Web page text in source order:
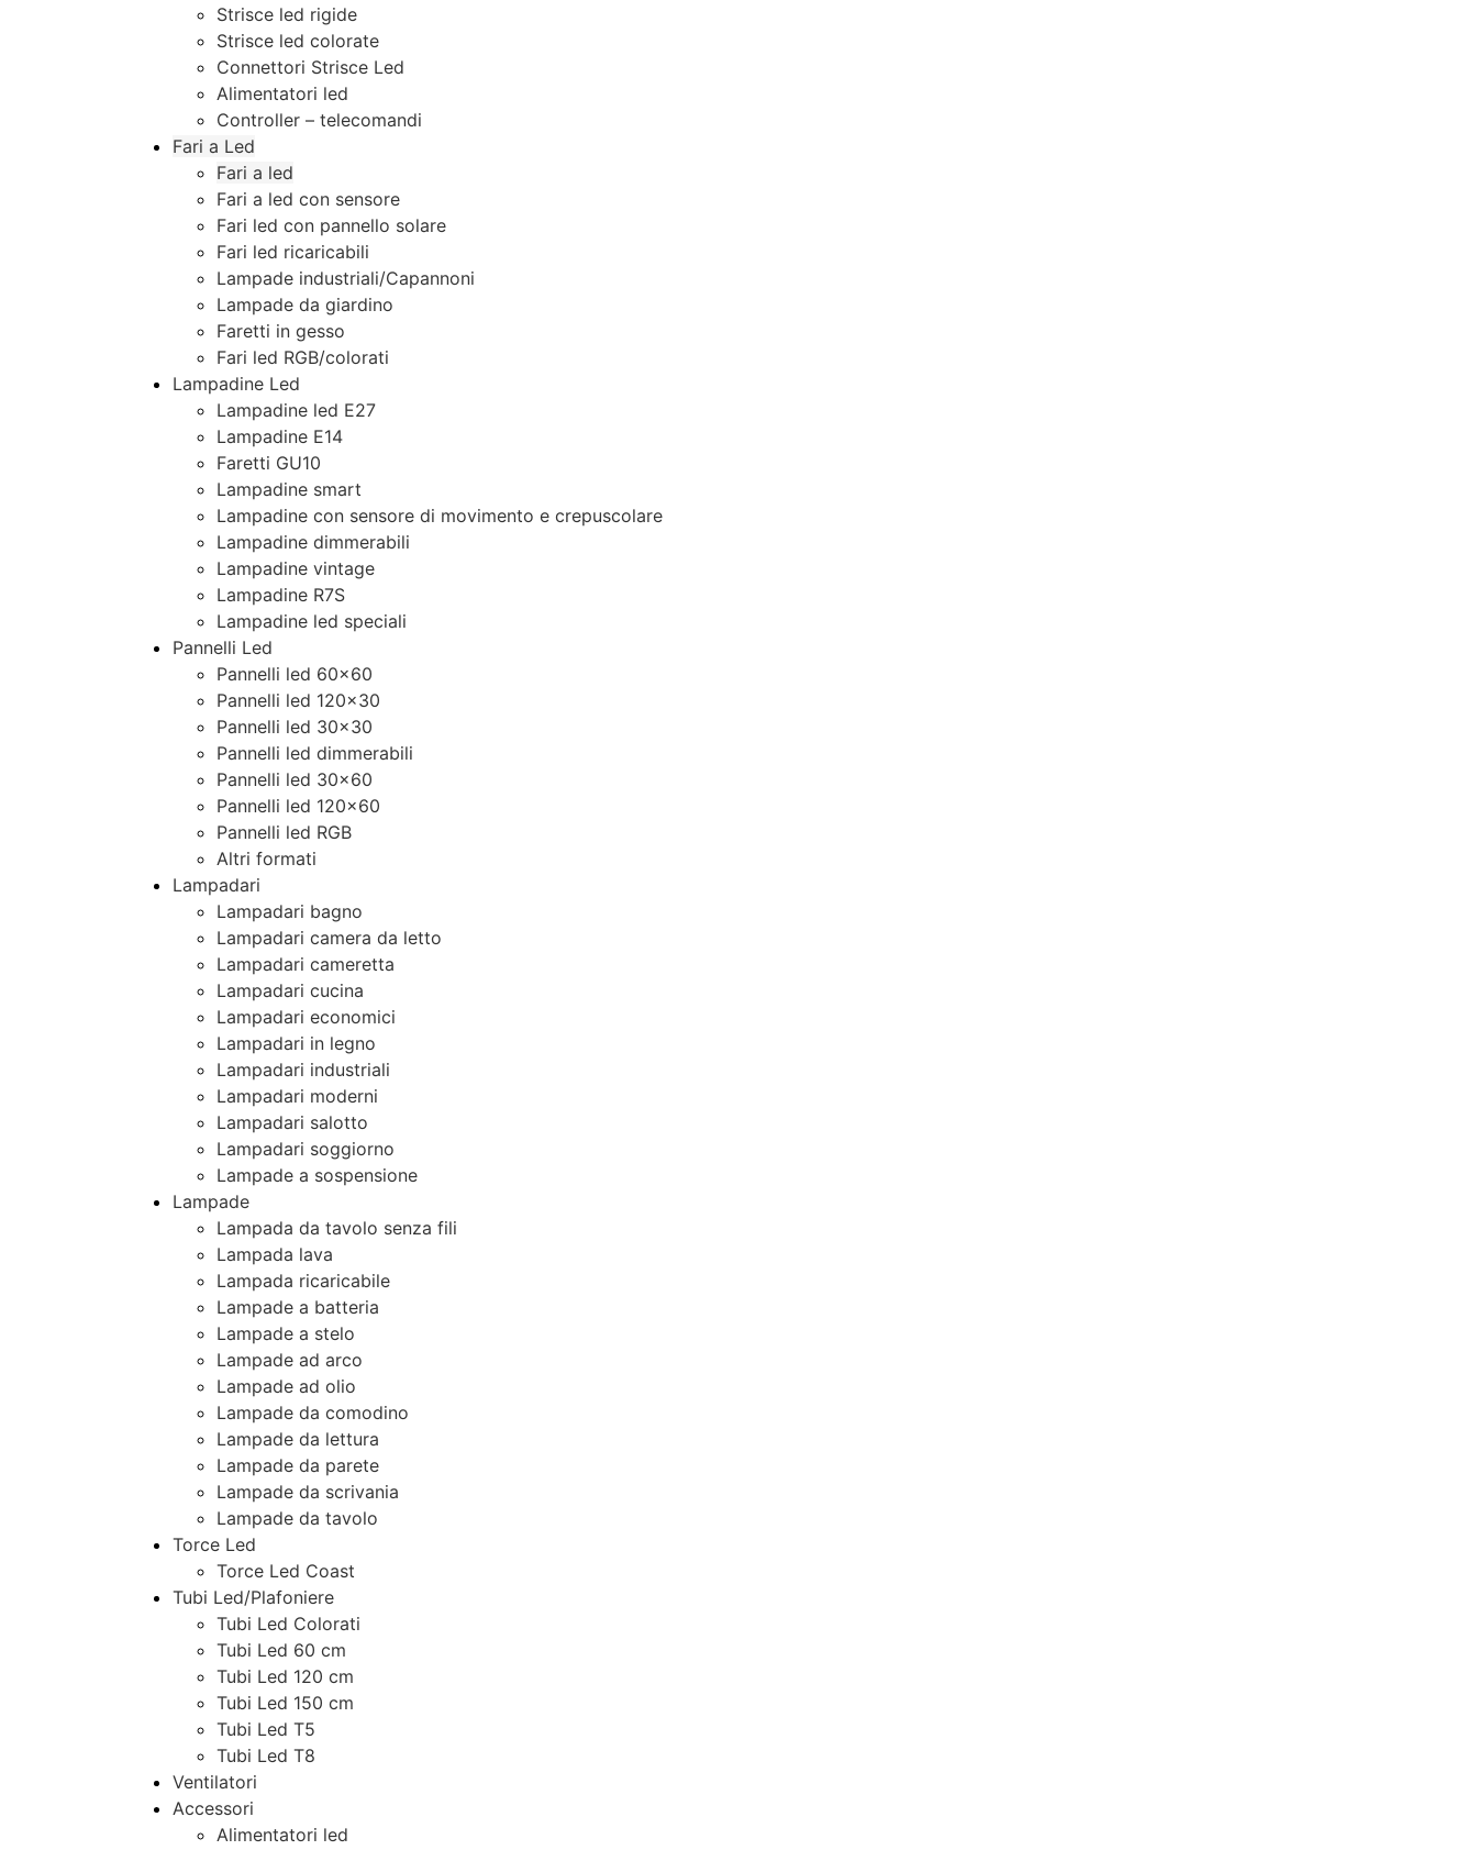
Strisce led rigide
Strisce led colorate
Connettori Strisce Led
Alimentatori led
Controller – telecomandi
Fari a Led
Fari a led
Fari a led con sensore
Fari led con pannello solare
Fari led ricaricabili
Lampade industriali/Capannoni
Lampade da giardino
Faretti in gesso
Fari led RGB/colorati
Lampadine Led
Lampadine led E27
Lampadine E14
Faretti GU10
Lampadine smart
Lampadine con sensore di movimento e crepuscolare
Lampadine dimmerabili
Lampadine vintage
Lampadine R7S
Lampadine led speciali
Pannelli Led
Pannelli led 60×60
Pannelli led 120×30
Pannelli led 30×30
Pannelli led dimmerabili
Pannelli led 30×60
Pannelli led 120×60
Pannelli led RGB
Altri formati
Lampadari
Lampadari bagno
Lampadari camera da letto
Lampadari cameretta
Lampadari cucina
Lampadari economici
Lampadari in legno
Lampadari industriali
Lampadari moderni
Lampadari salotto
Lampadari soggiorno
Lampade a sospensione
Lampade
Lampada da tavolo senza fili
Lampada lava
Lampada ricaricabile
Lampade a batteria
Lampade a stelo
Lampade ad arco
Lampade ad olio
Lampade da comodino
Lampade da lettura
Lampade da parete
Lampade da scrivania
Lampade da tavolo
Torce Led
Torce Led Coast
Tubi Led/Plafoniere
Tubi Led Colorati
Tubi Led 60 cm
Tubi Led 120 cm
Tubi Led 150 cm
Tubi Led T5
Tubi Led T8
Ventilatori
Accessori
Alimentatori led